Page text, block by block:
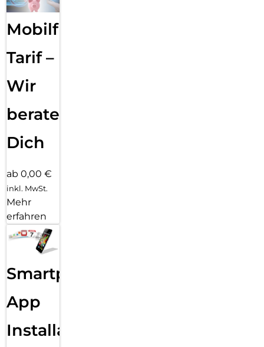
Mobilfunk
Tarif –
Wir
beraten
Dich
ab 0,00 €
inkl. MwSt.
Mehr
erfahren
Smartphone
App
Installation